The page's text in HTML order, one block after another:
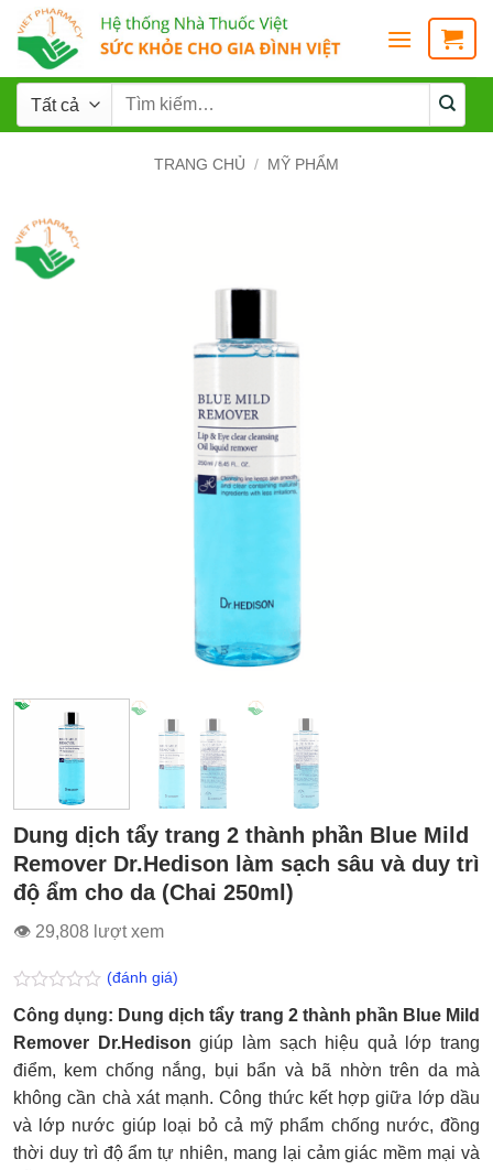
TRANG CHỦ / MỸ PHẨM
Dung dịch tẩy trang 2 thành phần Blue Mild
Remover Dr.Hedison làm sạch sâu và duy trì
độ ẩm cho da (Chai 250ml)
👁 29,808 lượt xem
Được
xếp
hạng
0.0
5
sao
(đánh giá)
Công dụng: Dung dịch tẩy trang 2 thành phần Blue Mild
Remover Dr.Hedison giúp làm sạch hiệu quả lớp trang
điểm, kem chống nắng, bụi bẩn và bã nhờn trên da mà
không cần chà xát mạnh. Công thức kết hợp giữa lớp dầu
và lớp nước giúp loại bỏ cả mỹ phẩm chống nước, đồng
thời duy trì độ ẩm tự nhiên, mang lại cảm giác mềm mại và